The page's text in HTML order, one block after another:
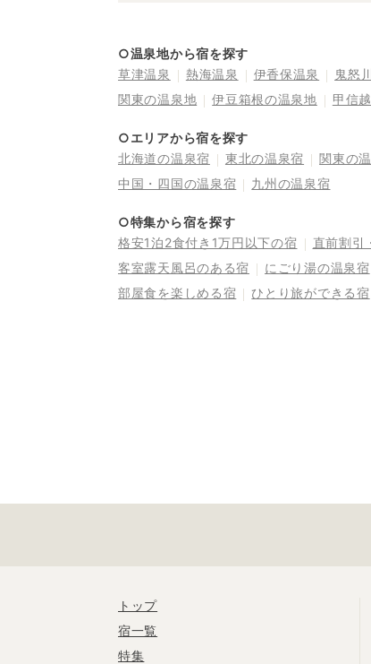
○温泉地から宿を探す
草津温泉
熱海温泉 伊香保温泉 鬼怒
関東の温泉地
伊豆箱根の温泉地 甲信
○エリアから宿を探す
北海道の温泉宿
東北の温泉宿 関東の
中国・四国の温泉宿
九州の温泉宿
○特集から宿を探す
格安1泊2食付き1万円以下の宿
直前割引
客室露天風呂のある宿
にごり湯の温泉宿
部屋食を楽しめる宿
ひとり旅ができる宿
トップ
宿一覧
特集